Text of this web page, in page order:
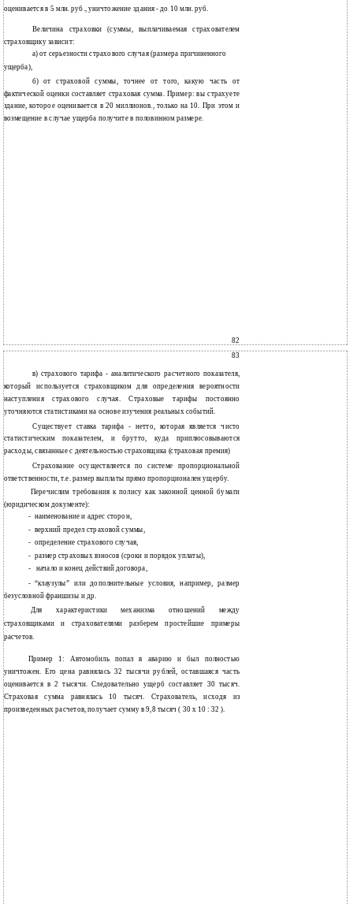
оценивается в 5 млн. руб., уничтожение здания - до 10 млн. руб.
Величина страховки (суммы, выплачиваемая страхователем
страховщику зависит:
а) от серьезности страхового случая (размера причиненного
ущерба),
б) от страховой суммы, точнее от того, какую часть от
фактической оценки составляет страховая сумма. Пример: вы страхуете
здание, которое оценивается в 20 миллионов., только на 10. При этом и
возмещение в случае ущерба получите в половинном размере.
82
83
в) страхового тарифа - аналитического расчетного показателя,
который используется страховщиком для определения вероятности
наступления страхового случая. Страховые тарифы постоянно
уточняются статистиками на основе изучения реальных событий.
Существует ставка тарифа - нетто, которая является чисто
статистическим показателем, и брутто, куда приплюсовываются
расходы, связанные с деятельностью страховщика (страховая премия)
Страхование осуществляется по системе пропорциональной
ответственности, т.е. размер выплаты прямо пропорционален ущербу.
Перечислим требования к полису как законной ценной бумаги
(юридическом документе):
- наименование и адрес сторон,
- верхний предел страховой суммы,
- определение страхового случая,
- размер страховых взносов (сроки и порядок уплаты),
-
начало и конец действий договора,
- “клаузулы” или дополнительные условия, например, размер
безусловной франшизы и др.
Для характеристики механизма отношений между
страховщиками и страхователями разберем простейшие примеры
расчетов.
Пример 1: Автомобиль попал в аварию и был полностью
уничтожен. Его цена равнялась 32 тысячи рублей, оставшаяся часть
оценивается в 2 тысячи. Следовательно ущерб составляет 30 тысяч.
Страховая сумма равнялась 10 тысяч. Страхователь, исходя из
произведенных расчетов, получает сумму в 9,8 тысяч ( 30 х 10 : 32 ).